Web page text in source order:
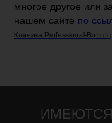
многое другое или
нашем сайте по
Клиника Professional-